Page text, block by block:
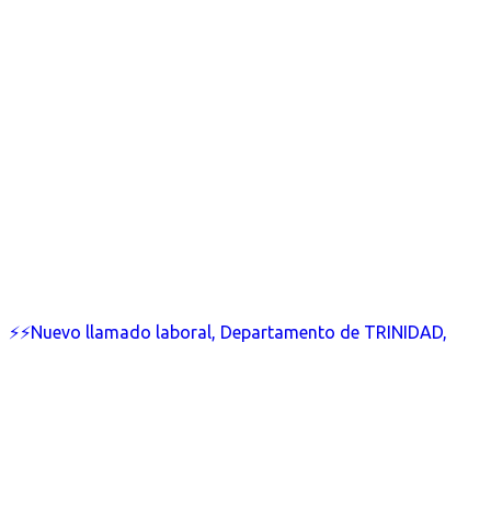
⚡⚡Nuevo llamado laboral, Departamento de TRINIDAD,